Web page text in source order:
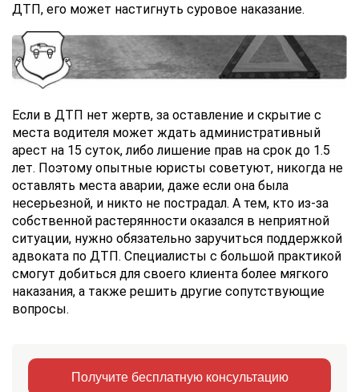
ДТП, его может настигнуть суровое наказание.
Если в ДТП нет жертв, за оставление и скрытие с
места водителя может ждать административный
арест на 15 суток, либо лишение прав на срок до 1.5
лет. Поэтому опытные юристы советуют, никогда не
оставлять места аварии, даже если она была
несерьезной, и никто не пострадал. А тем, кто из-за
собственной растерянности оказался в неприятной
ситуации, нужно обязательно заручиться поддержкой
адвоката по ДТП. Специалисты с большой практикой
смогут добиться для своего клиента более мягкого
наказания, а также решить другие сопутствующие
вопросы.
Получите бесплатную консультацию